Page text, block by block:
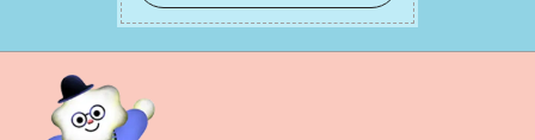
えが、あなたに確かな安⼼感をもたらす
はずです。